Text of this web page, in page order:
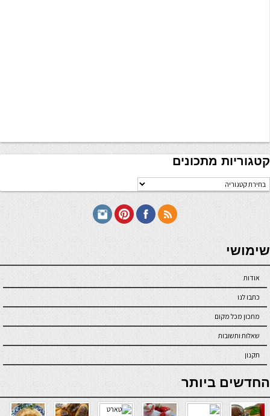
קטגוריות מתכונים
קטגוריות
מתכונים
seriöse online casinos österreich
שימושי
אודות
כתבו לנו
מתכון מכל מקום
שאלות ותשובות
תקנון
online casino
החדשים ביותר